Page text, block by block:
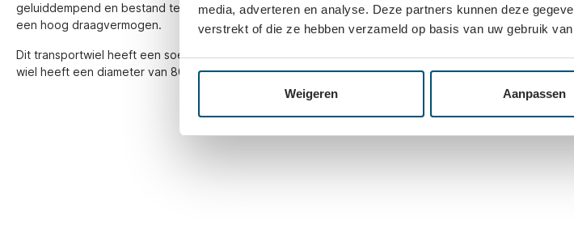
media, adverteren en analyse. Deze partners kunnen deze
verstrekt of die ze hebben verzameld op basis van uw gebruik
Weigeren Aanpassen
geluiddempend en bestand tegen vele chemicaliÃƒÆ’Ã‚Â«n. Het zorgt voor een geringe rolweerstand
een hoog draagvermogen.
Dit transportwiel heeft een soepel draaiend rollager en is uitgevoerd als zwenkwiel met
wiel heeft een diameter van 80mm en een gatdiameter van 12mm.